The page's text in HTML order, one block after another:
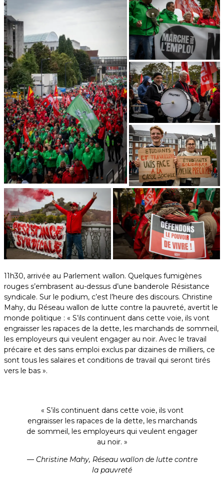
11h30, arrivée au Parlement wallon. Quelques fumigènes
rouges s’embrasent au-dessus d’une banderole Résistance
syndicale. Sur le podium, c’est l’heure des discours. Christine
Mahy, du Réseau wallon de lutte contre la pauvreté, avertit le
monde politique : « S’ils continuent dans cette voie, ils vont
engraisser les rapaces de la dette, les marchands de sommeil,
les employeurs qui veulent engager au noir. Avec le travail
précaire et des sans emploi exclus par dizaines de milliers, ce
sont tous les salaires et conditions de travail qui seront tirés
vers le bas ».
« S’ils continuent dans cette voie, ils vont
engraisser les rapaces de la dette, les marchands
de sommeil, les employeurs qui veulent engager
au noir. »
— Christine Mahy, Réseau wallon de lutte contre
la pauvreté